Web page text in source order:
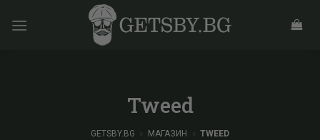
Tweed
GETSBY.BG МАГАЗИН TWEED